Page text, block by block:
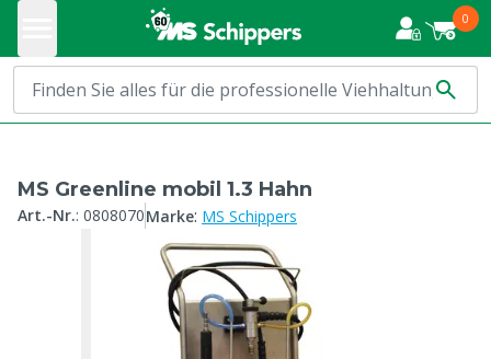
0
MS Greenline mobil 1.3 Hahn
Art.-Nr.: 0808070Marke: MS Schippers